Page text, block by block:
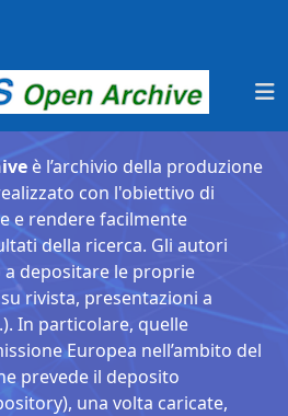
è l’archivio della produzione
con l'obiettivo di
e rendere facilmente
della ricerca. Gli autori
a depositare le proprie
rivista, presentazioni a
In particolare, quelle
Europea nell’ambito del
prevede il deposito
una volta caricate,